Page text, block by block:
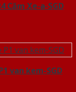
Căm Xe-a-SGD
van kem-SGD